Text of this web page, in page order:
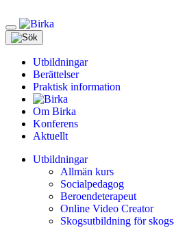
Meny
Utbildningar
Berättelser
Praktisk information
Om Birka
Konferens
Aktuellt
Utbildningar
Allmän kurs
Socialpedagog
Beroendeterapeut
Online Video Creator
Skogsutbildning för